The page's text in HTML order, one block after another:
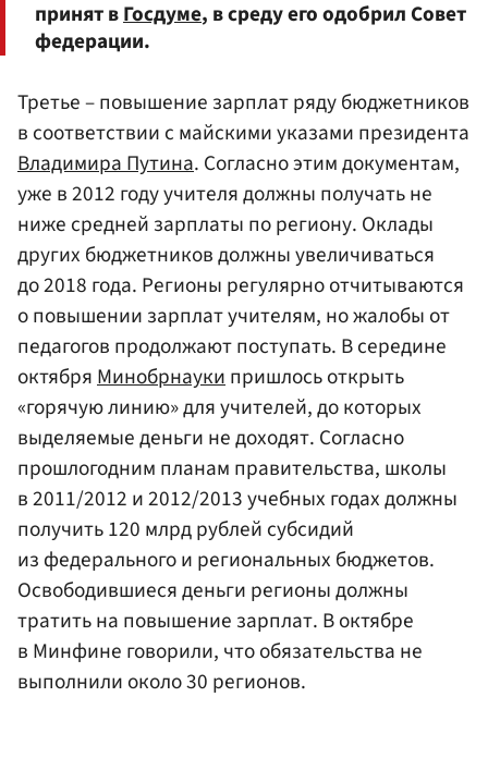
принят вГосдуме, в среду его одобрил Совет
федерации.
Третье – повышение зарплат ряду бюджетников
в соответствии с майскими указами президента
Владимира Путина. Согласно этим документам,
уже в 2012 году учителя должны получать не
ниже средней зарплаты по региону. Оклады
других бюджетников должны увеличиваться
до 2018 года. Регионы регулярно отчитываются
о повышении зарплат учителям, но жалобы от
педагогов продолжают поступать. В середине
октябряМинобрнаукипришлось открыть
«горячую линию» для учителей, до которых
выделяемые деньги не доходят. Согласно
прошлогодним планам правительства, школы
в 2011/2012 и 2012/2013 учебных годах должны
получить 120 млрд рублей субсидий
из федерального и региональных бюджетов.
Освободившиеся деньги регионы должны
тратить на повышение зарплат. В октябре
в Минфине говорили, что обязательства не
выполнили около 30 регионов.